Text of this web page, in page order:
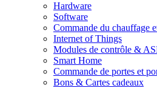
Hardware
Software
Commande du chauffage
Internet of Things
Modules de contrôle &
Smart Home
Commande de portes et
Bons & Cartes cadeaux